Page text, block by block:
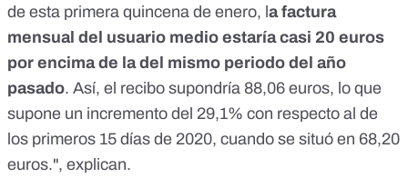
de esta primera quincena de enero, la factura
mensual del usuario medio estaría casi 20 euros
por encima de la del mismo periodo del año
pasado. Así, el recibo supondría 88,06 euros, lo que
supone un incremento del 29,1% con respecto al de
los primeros 15 días de 2020, cuando se situó en 68,20
euros.", explican.